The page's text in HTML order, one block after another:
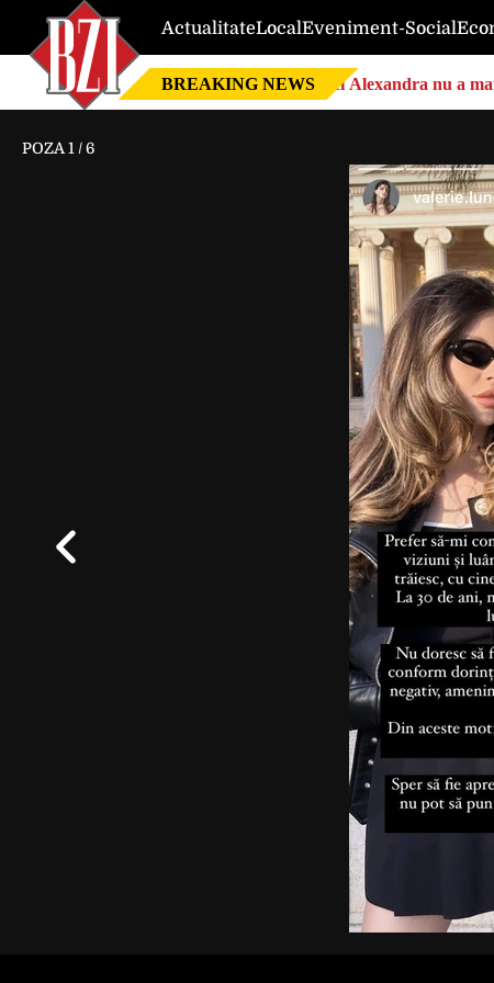
ActualitateLocalEveniment-Social
BREAKING NEWS Nici Alexandra nu a
POZA 1 /6